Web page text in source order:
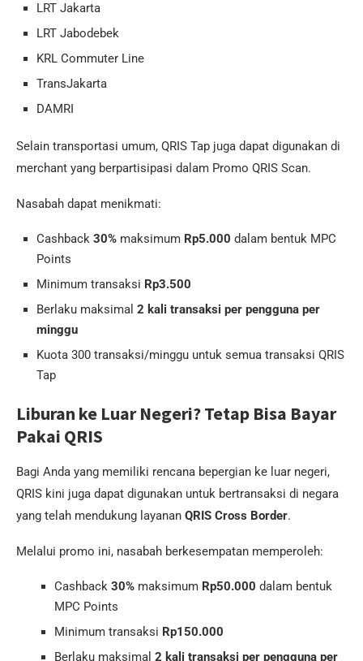
LRT Jakarta
LRT Jabodebek
KRL Commuter Line
TransJakarta
DAMRI
Selain transportasi umum, QRIS Tap juga dapat digunakan di
merchant yang berpartisipasi dalam Promo QRIS Scan.
Nasabah dapat menikmati:
Cashback 30% maksimum Rp5.000 dalam bentuk MPC
Points
Minimum transaksi Rp3.500
Berlaku maksimal 2 kali transaksi per pengguna per
minggu
Kuota 300 transaksi/minggu untuk semua transaksi QRIS
Tap
Liburan ke Luar Negeri? Tetap Bisa Bayar
Pakai QRIS
Bagi Anda yang memiliki rencana bepergian ke luar negeri,
QRIS kini juga dapat digunakan untuk bertransaksi di negara
yang telah mendukung layanan QRIS Cross Border.
Melalui promo ini, nasabah berkesempatan memperoleh:
Cashback 30% maksimum Rp50.000 dalam bentuk
MPC Points
Minimum transaksi Rp150.000
Berlaku maksimal 2 kali transaksi per pengguna per